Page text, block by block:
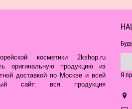
косметики 2kshop.ru
оригинальную продукцию из
доставкой по Москве и всей
сайт: вся продукция
Я